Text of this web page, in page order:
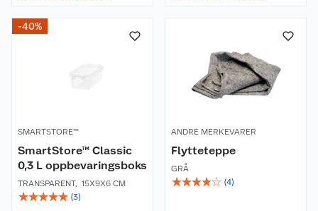
-40%
SMARTSTORE™
SmartStore™ Classic
0,3 L oppbevaringsboks
TRANSPARENT, 15X9X6 CM
☆☆☆☆☆ (3)
ANDRE MERKEVARER
Flytteteppe
GRÅ
☆☆☆☆☆ (4)
Kundeservice
Våre kjeder
Kjøpsvilkår
Hageinspirasjon